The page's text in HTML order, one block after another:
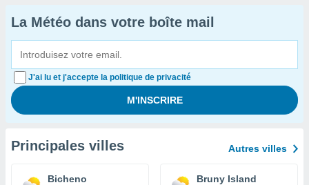
La Météo dans votre boîte mail
J'ai lu et j'accepte la politique de privacité
Principales villes Autres villes
Bicheno Bruny Island